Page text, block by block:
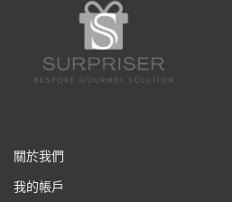
關於我們
我的帳戶